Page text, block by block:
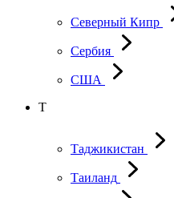
Северный Кипр
Сербия
США
Т
Таджикистан
Таиланд